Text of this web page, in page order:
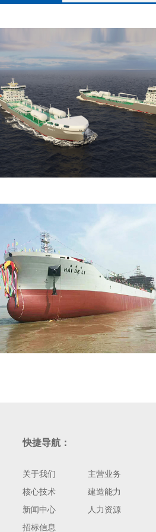
快捷导航：
关于我们
主营业务
核心技术
建造能力
新闻中心
人力资源
招标信息